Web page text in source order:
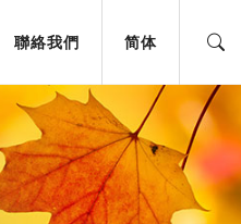
聯絡我們 简体